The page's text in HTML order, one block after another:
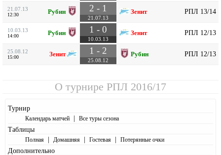
21.07.13
12:30 Рубин 2 - 1
21.07.13
Зенит РПЛ 13/14
10.03.13
14:00 Рубин 1 - 0
10.03.13
Зенит РПЛ 12/13
25.08.12
15:00 Зенит 1 - 2
25.08.12
Рубин РПЛ 12/13
О турнире РПЛ 2016/17
Турнир
Календарь матчей | Все туры сезона
Таблицы
Полная | Домашняя | Гостевая | Потерянные очки
Дополнительно